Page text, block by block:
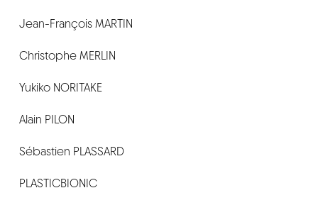
Jean-François MARTIN
Christophe MERLIN
Yukiko NORITAKE
Alain PILON
Sébastien PLASSARD
PLASTICBIONIC